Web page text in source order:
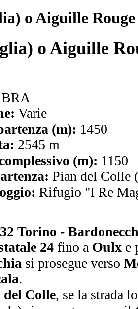
o Aiguille
o Aiguille
BRA
Varie
(m): 1450
2545 m
(m): 1150
Pian del Colle
Rifugio "I Re
Torino -
24 fino a Oulx e
si prosegue verso
.
del Colle, se la strada